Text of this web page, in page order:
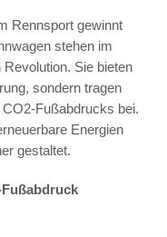
Rennsport gewinnt
stehen im
Sie bieten
sondern tragen
Fußabdrucks bei.
Energien
gestaltet.